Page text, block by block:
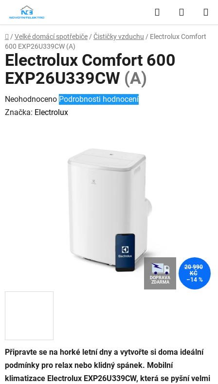
obsah
Hledat
KOŠÍK
Domů
/ Velké domácí spotřebiče / Čističky vzduchu / Electrolux Comfort
600 EXP26U339CW (A)
Připravte se na horké letní dny a vytvořte si doma ideální
podmínky pro relax nebo klidný spánek. Mobilní
klimatizace Electrolux EXP26U339CW, která se pyšní velmi
Electrolux Comfort 600
EXP26U339CW (A)
Průměrné
hodnocení
Neohodnoceno Podrobnosti hodnocení
Značka: Electrolux
DOPRAVA
ZDARMA
20 990
KČ
–14 %